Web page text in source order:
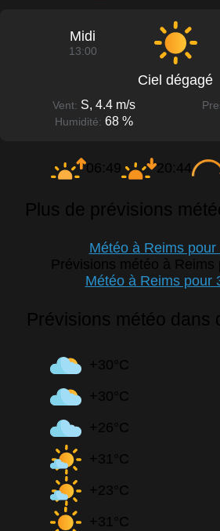
Midi
13:00
Ciel dégagé
Vent: S, 4.4 m/s
Humidité: 68 %
06:49 20:44
Plus de prévisions
Météo à Reims pour
Prévisions météo à Reims
Météo à Reims pour
Prévisions météo dans
+30°C
+30°C
+26°C
+31°C
+23°C
+31°C